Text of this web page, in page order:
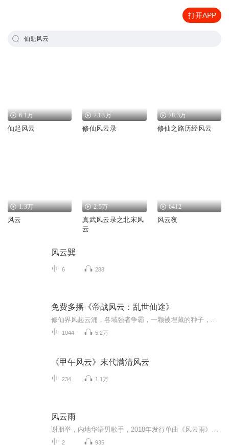
打开APP
仙魁风云
6.1万
仙起风云
73.3万
修仙风云录
78.3万
修仙之路历经风云
1.3万
风云
2.5万
真武风云录之北宋风
云
6412
风云夜
风云巽
6 288
免费多播《帝战风云：乱世仙途》
1044 5.2万
《甲午风云》末代满清风云
234 1.1万
风云雨
2 935